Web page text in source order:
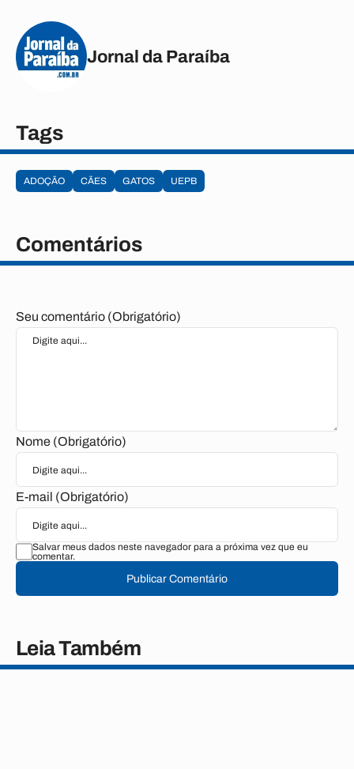
Jornal da Paraíba
Tags
ADOÇÃO CÃES GATOS UEPB
Comentários
Seu comentário (Obrigatório)
Nome (Obrigatório)
E-mail (Obrigatório)
Salvar meus dados neste navegador para a próxima vez que eu
comentar.
Publicar Comentário
Leia Também